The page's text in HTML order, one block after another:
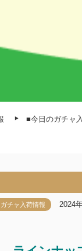
■今日のガチャ
ガチャ入荷情報 2024